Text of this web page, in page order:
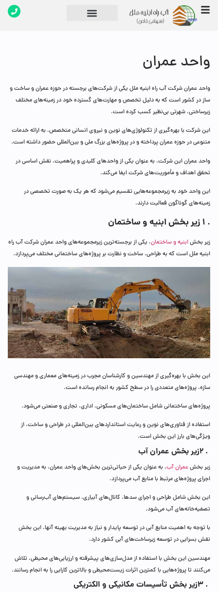
واحد عمران
واحد عمران شرکت آب راه ابنیه ملل یکی از شرکت‌های برجسته در حوزه عمران و ساخت و
ساز در کشور است که به دلیل تخصص و مهارت‌های گسترده خود در زمینه‌های مختلف
زیرساختی، شهرتی بی‌نظیر کسب کرده است.
این شرکت با بهره‌گیری از تکنولوژی‌های نوین و نیروی انسانی متخصص، به ارائه خدمات
متنوعی در حوزه عمران پرداخته و در پروژه‌های بزرگ ملی و بین‌المللی حضور داشته است.
واحد عمران این شرکت، به عنوان یکی از واحدهای کلیدی و پراهمیت، نقش اساسی در
تحقق اهداف و مأموریت‌های شرکت ایفا می‌کند.
این واحد خود به زیرمجموعه‌هایی تقسیم می‌شود که هر یک به صورت تخصصی در
زمینه‌های گوناگون فعالیت دارند.
. 1 زیر بخش ابنیه و ساختمان
زیر بخشابنیه و ساختمان، یکی از برجسته‌ترین زیرمجموعه‌های واحد عمران شرکت آب راه
ابنیه ملل است که به طراحی، ساخت و نظارت بر پروژه‌های ساختمانی مختلف می‌پردازد.
این بخش با بهره‌گیری از مهندسین و کارشناسان مجرب در زمینه‌های معماری و مهندسی
سازه، پروژه‌های متعددی را در سطح کشور به انجام رسانده است.
پروژه‌های ساختمانی شامل ساختمان‌های مسکونی، اداری، تجاری و صنعتی می‌شود.
استفاده از فناوری‌های نوین و رعایت استانداردهای بین‌المللی در طراحی و ساخت، از
ویژگی‌های بارز این بخش است.
. 2 زیر بخش عمران آب
زیر بخشعمران آب، به عنوان یکی از حیاتی‌ترین بخش‌های واحد عمران، به مدیریت و
اجرای پروژه‌های مرتبط با منابع آب می‌پردازد.
این بخش شامل طراحی و اجرای سدها، کانال‌های آبیاری، سیستم‌های آب‌رسانی و
تصفیه‌خانه‌های آب می‌شود.
با توجه به اهمیت منابع آبی در توسعه پایدار و نیاز به مدیریت بهینه آنها، این بخش
نقش بسزایی در توسعه زیرساخت‌های آبی کشور دارد.
مهندسین این بخش با استفاده از مدل‌سازی‌های پیشرفته و ارزیابی‌های محیطی، تلاش
می‌کنند تا پروژه‌هایی با کمترین اثرات زیست‌محیطی و بالاترین کارایی را به انجام رسانند.
. 3 زیر بخش تأسیسات مکانیکی و الکتریکی